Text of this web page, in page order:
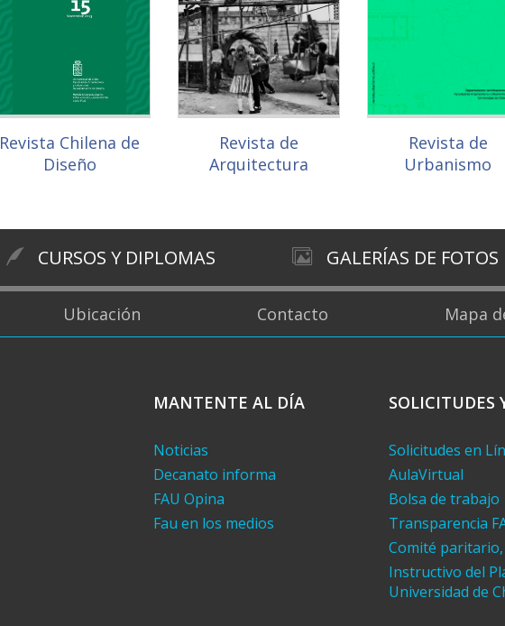
Revista Chilena de
Diseño
Revista de
Arquitectura
Revista de
Urbanismo
CURSOS Y DIPLOMAS GALERÍAS DE FOTOS
Ubicación Contacto Mapa
MANTENTE AL DÍA
Noticias
Decanato informa
FAU Opina
Fau en los medios
SOLICITUDES
Solicitudes en
AulaVirtual
Bolsa de trabajo
Transparencia
Comité
Instructivo del
Universidad de